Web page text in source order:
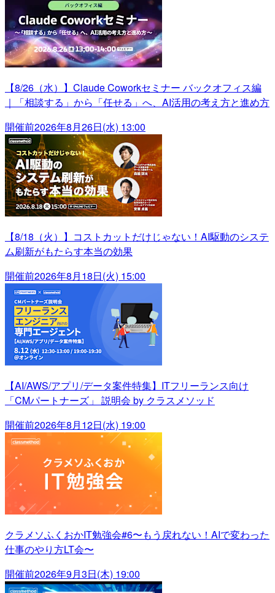
【8/26（水）】Claude Coworkセミナー バックオフィス編
｜「相談する」から「任せる」へ、AI活用の考え方と進め方
開催前2026年8月26日(水) 13:00
【8/18（火）】コストカットだけじゃない！AI駆動のシステ
ム刷新がもたらす本当の効果
開催前2026年8月18日(火) 15:00
【AI/AWS/アプリ/データ案件特集】ITフリーランス向け
「CMパートナーズ」 説明会 by クラスメソッド
開催前2026年8月12日(水) 19:00
クラメソふくおかIT勉強会#6〜もう戻れない！AIで変わった
仕事のやり方LT会〜
開催前2026年9月3日(木) 19:00